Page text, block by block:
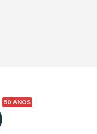
50 ANOS